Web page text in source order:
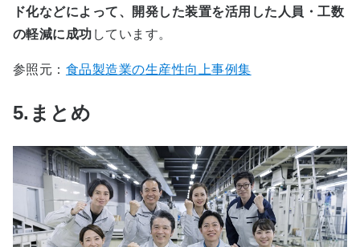
ド化などによって、開発した装置を活用した人員・工数
の軽減に成功 しています。
参照元： 食品製造業の生産性向上事例集
5.まとめ